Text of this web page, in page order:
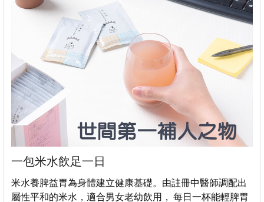
一包米水飲足一日
米水養脾益胃為身體建立健康基礎。由註冊中醫師調配出
屬性平和的米水，適合男女老幼飲用， 每日一杯能輕脾胃